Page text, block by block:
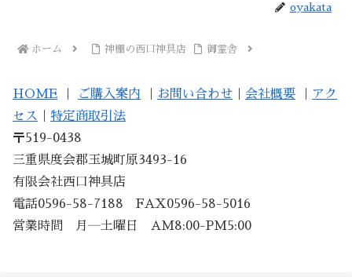
oyakata
ホーム 神棚の西口神具店 御霊舎
HOME ご購入案内 お問い合わせ 会社概要
アク
セス
特定商取引法
〒519-0438
三重県度会郡玉城町原3493-16
有限会社西口神具店
電話0596-58-7188 FAX0596-58-5016
営業時間 月―土曜日 AM8:00-PM5:00